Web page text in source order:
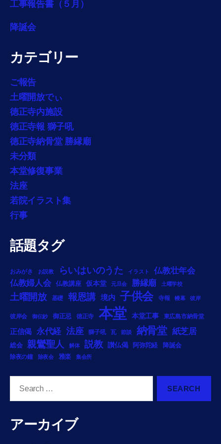
工事報告書（５月）
降誕会
カテゴリー
ご報告
土曜開放でぃ
徳正寺内施設
徳正寺報 獅子吼
徳正寺納骨堂 勝縁廟
未分類
本堂修復事業
法座
若院イラスト集
行事
話題タグ
おみがき お説教 らいはいのうた イラスト
仏教壮年会
仏教婦人会
仏教講座 仮本堂 元旦会 勝縁廟 土曜学校
土曜開放 基礎 報恩講 境内 子供会 寺報 幔幕 彼岸
彼岸会 御伝鈔 御正忌 徳正寺 本堂 本堂工事 東広島市納骨堂
正信偈 永代経 法座 獅子吼 瓦 節談 納骨堂 紙芝居
総会 親鸞聖人 解体 説教 讃仏偈 阿弥陀経 降誕会
除夜の鐘 除夜会 雅楽 集会所
アーカイブ